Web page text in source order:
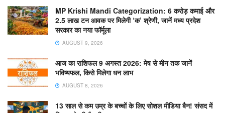
MP Krishi Mandi Categorization: 6 करोड़ कमाई और
2.5 लाख टन आवक पर मिलेगी ‘क’ श्रेणी, जानें मध्य प्रदेश
सरकार का नया फॉर्मूला
AUGUST 9, 2026
आज का राशिफल 9 अगस्त 2026: मेष से मीन तक जानें
भविष्यफल, किसे मिलेगा धन लाभ
AUGUST 8, 2026
13 साल से कम उम्र के बच्चों के लिए सोशल मीडिया बैन! संसद में